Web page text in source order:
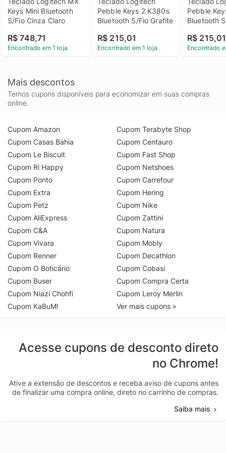
autonomia impressionante de até 10 dias com uma carga
completa usando a luz de fundo acesa, ou até 5 meses com a
já o seu no KaBuM!
Keys Mini Bluetooth
S/Fio Cinza Claro
R$ 748,71
Encontrado em 1 loja
Pebble Keys 2 K380s
Bluetooth S/Fio Grafite
R$ 215,01
Encontrado em 1 loja
Pebble
Bluetooth
R$ 215,01
Encontrado
Mais descontos
Temos cupons disponíveis para economizar em suas compras
online.
Cupom Amazon
Cupom Casas Bahia
Cupom Le Biscuit
Cupom Ri Happy
Cupom Ponto
Cupom Extra
Cupom Petz
Cupom AliExpress
Cupom C&A
Cupom Vivara
Cupom Renner
Cupom O Boticário
Cupom Buser
Cupom Niazi Chohfi
Cupom KaBuM!
Cupom Terabyte Shop
Cupom Centauro
Cupom Fast Shop
Cupom Netshoes
Cupom Carrefour
Cupom Hering
Cupom Nike
Cupom Zattini
Cupom Natura
Cupom Mobly
Cupom Decathlon
Cupom Cobasi
Cupom Compra Certa
Cupom Leroy Merlin
Ver mais cupons »
Acesse cupons de desconto direto
no Chrome!
Ative a extensão de descontos e receba aviso de cupons antes
de finalizar uma compra online, direto no carrinho de compras.
Saiba mais